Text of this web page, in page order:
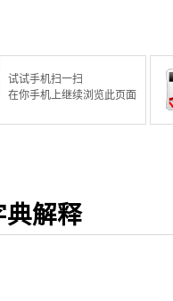
试试手机扫一扫
在你手机上继续浏览此页面
典解释